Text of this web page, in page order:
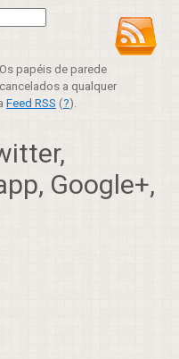
papéis de parede
a qualquer
Feed RSS (?).
Google+,